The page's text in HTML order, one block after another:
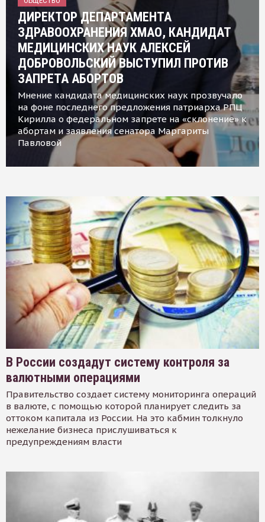
ДИРЕКТОР ДЕПАРТАМЕНТА
ЗДРАВООХРАНЕНИЯ ХМАО, КАНДИДАТ
МЕДИЦИНСКИХ НАУК АЛЕКСЕЙ
ДОБРОВОЛЬСКИЙ ВЫСТУПИЛ ПРОТИВ
ЗАПРЕТА АБОРТОВ
Мнение кандидата медицинских наук прозвучало
на фоне последнего предложения патриарха РПЦ
Кирилла о федеральном запрете на «склонение» к
абортам и заявления сенатора Маргариты
Павловой
В России создадут систему контроля за
валютными операциями
Правительство создает систему мониторинга операций
в валюте, с помощью которой планирует следить за
оттоком капитала из России. На это кабмин толкнуло
нежелание бизнеса прислушиваться к
предупреждениям власти